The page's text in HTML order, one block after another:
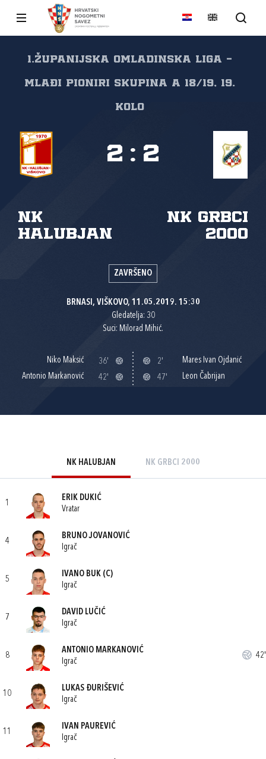
1.Županijska omladinska liga -
Mlađi pioniri Skupina A 18/19, 19.
kolo
NK
Halubjan
NK Grbci
2000
2 : 2
ZAVRŠENO
BRNASI, VIŠKOVO, 11.05.2019. 15:30
Gledatelja: 30
Suci: Milorad Mihić.
Niko Maksić
36'
Antonio Markanović
42'
2'
Mares Ivan Ojdanić
47'
Leon Čabrijan
NK HALUBJAN NK GRBCI 2000
1
ERIK DUKIĆ
Vratar
4
BRUNO JOVANOVIĆ
Igrač
5
IVANO BUK (C)
Igrač
7
DAVID LUČIĆ
Igrač
8
ANTONIO MARKANOVIĆ
Igrač
42'
10
LUKAS ĐURIŠEVIĆ
Igrač
11
IVAN PAUREVIĆ
Igrač